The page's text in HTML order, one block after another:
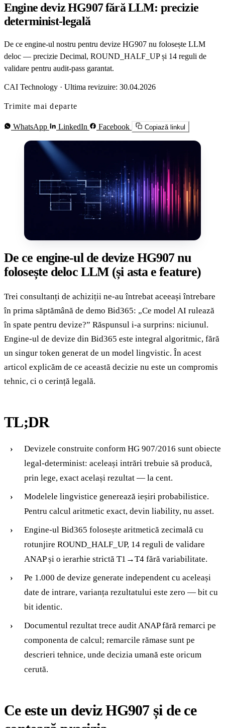
Engine deviz HG907 fără LLM: precizie
determinist-legală
De ce engine-ul nostru pentru devize HG907 nu folosește LLM
deloc — precizie Decimal, ROUND_HALF_UP și 14 reguli de
validare pentru audit-pass garantat.
CAI Technology · Ultima revizuire: 30.04.2026
Trimite mai departe
WhatsApp LinkedIn Facebook Copiază linkul
De ce engine-ul de devize HG907 nu
folosește deloc LLM (și asta e feature)
Trei consultanți de achiziții ne-au întrebat aceeași întrebare
în prima săptămână de demo Bid365: „Ce model AI rulează
în spate pentru devize?” Răspunsul i-a surprins: niciunul.
Engine-ul de devize din Bid365 este integral algoritmic, fără
un singur token generat de un model lingvistic. În acest
articol explicăm de ce această decizie nu este un compromis
tehnic, ci o cerință legală.
TL;DR
Devizele construite conform HG 907/2016 sunt obiecte
legal-determinist: aceleași intrări trebuie să producă,
prin lege, exact același rezultat — la cent.
Modelele lingvistice generează ieșiri probabilistice.
Pentru calcul aritmetic exact, devin liability, nu asset.
Engine-ul Bid365 folosește aritmetică zecimală cu
rotunjire ROUND_HALF_UP, 14 reguli de validare
ANAP și o ierarhie strictă T1→T4 fără variabilitate.
Pe 1.000 de devize generate independent cu aceleași
date de intrare, varianța rezultatului este zero — bit cu
bit identic.
Documentul rezultat trece audit ANAP fără remarci pe
componenta de calcul; remarcile rămase sunt pe
descrieri tehnice, unde decizia umană este oricum
cerută.
Ce este un deviz HG907 și de ce